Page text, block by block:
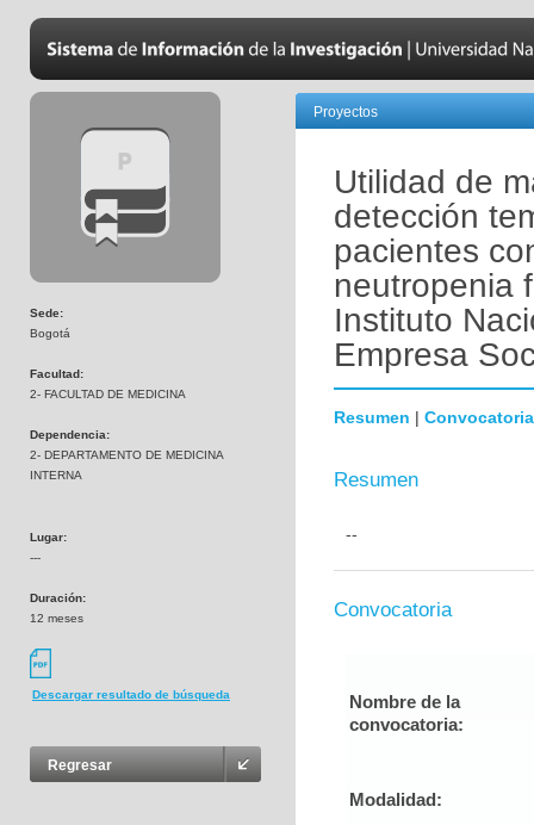
Sede:
Bogotá
Facultad:
2- FACULTAD DE MEDICINA
Dependencia:
2- DEPARTAMENTO DE MEDICINA
INTERNA
Lugar:
---
Duración:
12 meses
Descargar resultado de búsqueda
Regresar
Proyectos
Utilidad de
detección
pacientes
neutropenia
Instituto
Empresa
Resumen | Convocatoria
Resumen
--
Convocatoria
Nombre de la
convocatoria:
Modalidad: